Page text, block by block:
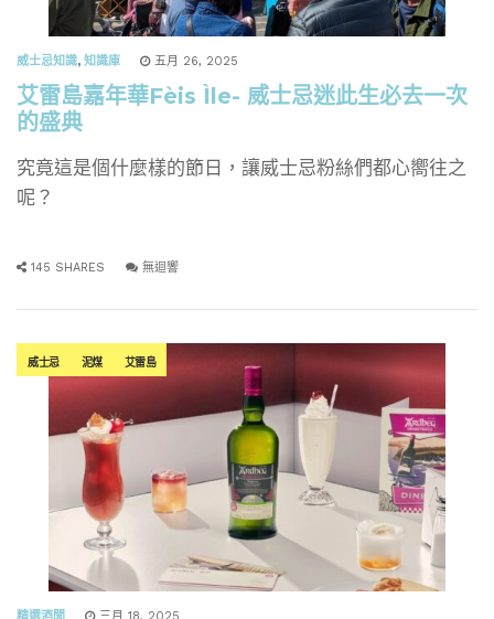
威士忌知識, 知識庫 五月 26, 2025
艾雷島嘉年華Fèis Ìle- 威士忌迷此生必去一次
的盛典
究竟這是個什麼樣的節日，讓威士忌粉絲們都心嚮往之
呢？
145 SHARES 無迴響
威士忌 泥煤 艾雷島